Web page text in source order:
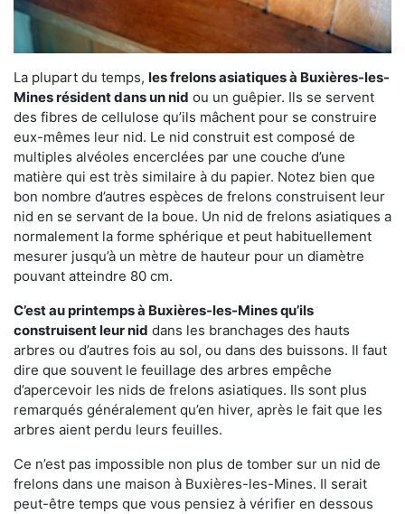
La plupart du temps, les frelons asiatiques à Buxières-les-
Mines résident dans un nid ou un guêpier. Ils se servent
des fibres de cellulose qu’ils mâchent pour se construire
eux-mêmes leur nid. Le nid construit est composé de
multiples alvéoles encerclées par une couche d’une
matière qui est très similaire à du papier. Notez bien que
bon nombre d’autres espèces de frelons construisent leur
nid en se servant de la boue. Un nid de frelons asiatiques a
normalement la forme sphérique et peut habituellement
mesurer jusqu’à un mètre de hauteur pour un diamètre
pouvant atteindre 80 cm.
C’est au printemps à Buxières-les-Mines qu’ils
construisent leur nid dans les branchages des hauts
arbres ou d’autres fois au sol, ou dans des buissons. Il faut
dire que souvent le feuillage des arbres empêche
d’apercevoir les nids de frelons asiatiques. Ils sont plus
remarqués généralement qu’en hiver, après le fait que les
arbres aient perdu leurs feuilles.
Ce n’est pas impossible non plus de tomber sur un nid de
frelons dans une maison à Buxières-les-Mines. Il serait
peut-être temps que vous pensiez à vérifier en dessous